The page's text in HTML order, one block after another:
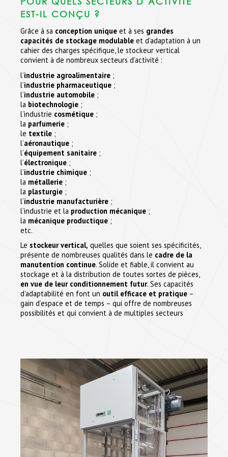
EST-IL CONÇU ?
Grâce à sa conception unique et à ses grandes
capacités de stockage modulable et d’adaptation à un
cahier des charges spécifique, le stockeur vertical
convient à de nombreux secteurs d’activité :
l’industrie agroalimentaire ;
l’industrie pharmaceutique ;
l’industrie automobile ;
la biotechnologie ;
l’industrie cosmétique ;
la parfumerie ;
le textile ;
l’aéronautique ;
l’équipement sanitaire ;
l’électronique ;
l’industrie chimique ;
la métallerie ;
la plasturgie ;
l’industrie manufacturière ;
l’industrie et la production mécanique ;
la mécanique productique ;
etc.
Le stockeur vertical, quelles que soient ses spécificités,
présente de nombreuses qualités dans le cadre de la
manutention continue. Solide et fiable, il convient au
stockage et à la distribution de toutes sortes de pièces,
en vue de leur conditionnement futur. Ses capacités
d’adaptabilité en font un outil efficace et pratique –
gain d’espace et de temps – qui offre de nombreuses
possibilités et qui convient à de multiples secteurs